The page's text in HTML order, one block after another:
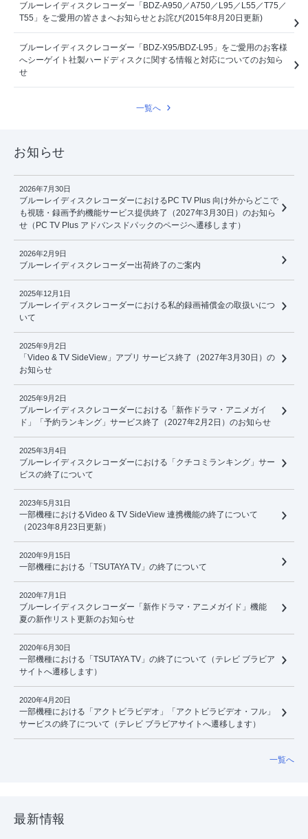
ブルーレイディスクレコーダー「BDZ-A950／A750／L95／L55／T75／
T55」をご愛用の皆さまへお知らせとお詫び(2015年8月20日更新)
ブルーレイディスクレコーダー「BDZ-X95/BDZ-L95」をご愛用のお客様
へシーゲイト社製ハードディスクに関する情報と対応についてのお知ら
せ
一覧へ
お知らせ
2026年7月30日
ブルーレイディスクレコーダーにおけるPC TV Plus 向け外からどこで
も視聴・録画予約機能サービス提供終了（2027年3月30日）のお知ら
せ（PC TV Plus アドバンスドパックのページへ遷移します）
2026年2月9日
ブルーレイディスクレコーダー出荷終了のご案内
2025年12月1日
ブルーレイディスクレコーダーにおける私的録画補償金の取扱いにつ
いて
2025年9月2日
「Video & TV SideView」アプリ サービス終了（2027年3月30日）の
お知らせ
2025年9月2日
ブルーレイディスクレコーダーにおける「新作ドラマ・アニメガイ
ド」「予約ランキング」サービス終了（2027年2月2日）のお知らせ
2025年3月4日
ブルーレイディスクレコーダーにおける「クチコミランキング」サー
ビスの終了について
2023年5月31日
一部機種におけるVideo & TV SideView 連携機能の終了について
（2023年8月23日更新）
2020年9月15日
一部機種における「TSUTAYA TV」の終了について
2020年7月1日
ブルーレイディスクレコーダー「新作ドラマ・アニメガイド」機能
夏の新作リスト更新のお知らせ
2020年6月30日
一部機種における「TSUTAYA TV」の終了について（テレビ ブラビア
サイトへ遷移します）
2020年4月20日
一部機種における「アクトビラビデオ」「アクトビラビデオ・フル」
サービスの終了について（テレビ ブラビアサイトへ遷移します）
一覧へ
最新情報